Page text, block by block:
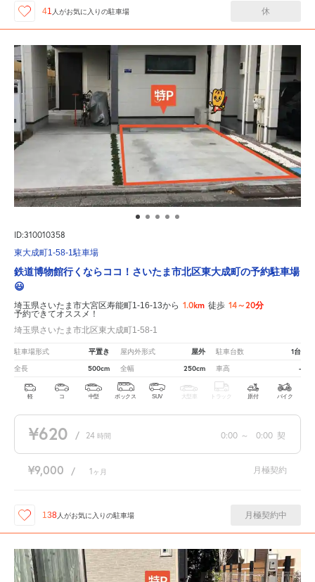
41 人がお気に入りの駐車場 休
ID:310010358
東大成町1-58-1駐車場
鉄道博物館行くならココ！さいたま市北区東大成町の予約駐車場
😃
埼玉県さいたま市大宮区寿能町1-16-13から 1.0km 徒歩 14～20分
予約できてオススメ！
埼玉県さいたま市北区東大成町1-58-1
駐車場形式 平置き 屋内外形式 屋外 駐車台数 1台
全長 500cm 全幅 250cm 車高 -
軽 コ 中型 ボックス SUV 大型車 トラック 原付 バイク
¥620 / 24 時間 0:00 ～ 0:00 契
¥9,000 / 1 ヶ月 月極契約
138 人がお気に入りの駐車場 月極契約中